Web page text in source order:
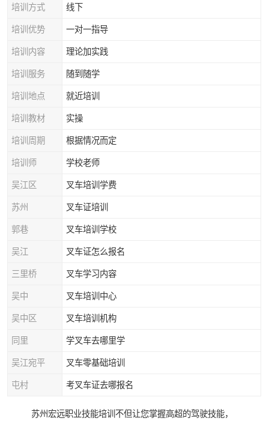
培训方式 线下
培训优势 一对一指导
培训内容 理论加实践
培训服务 随到随学
培训地点 就近培训
培训教材 实操
培训周期 根据情况而定
培训师 学校老师
吴江区 叉车培训学费
苏州 叉车证培训
郭巷 叉车培训学校
吴江 叉车证怎么报名
三里桥 叉车学习内容
吴中 叉车培训中心
吴中区 叉车培训机构
同里 学叉车去哪里学
吴江宛平 叉车零基础培训
屯村 考叉车证去哪报名
苏州宏远职业技能培训不但让您掌握高超的驾驶技能，